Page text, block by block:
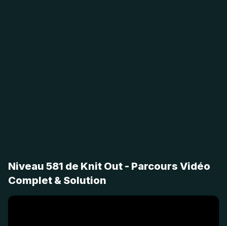
Niveau 581 de Knit Out - Parcours Vidéo
Complet & Solution